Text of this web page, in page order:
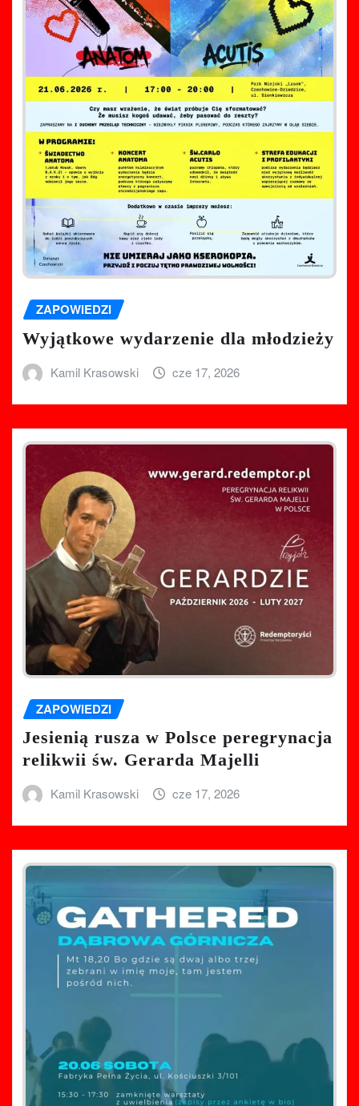
ZAPOWIEDZI
Wyjątkowe wydarzenie dla młodzieży
Kamil Krasowski cze 17, 2026
ZAPOWIEDZI
Jesienią rusza w Polsce peregrynacja
relikwii św. Gerarda Majelli
Kamil Krasowski cze 17, 2026